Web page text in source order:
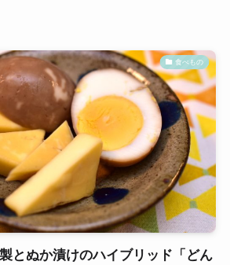
食べもの
とぬか漬けのハイブリッド「どん